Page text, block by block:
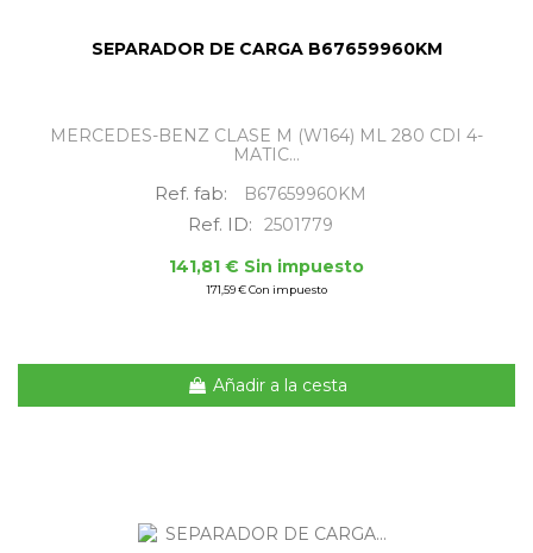
SEPARADOR DE CARGA B67659960KM
MERCEDES-BENZ CLASE M (W164) ML 280 CDI 4-
MATIC...
Ref. fab: B67659960KM
Ref. ID:
2501779
141,81 € Sin impuesto
171,59 € Con impuesto
Añadir a la cesta